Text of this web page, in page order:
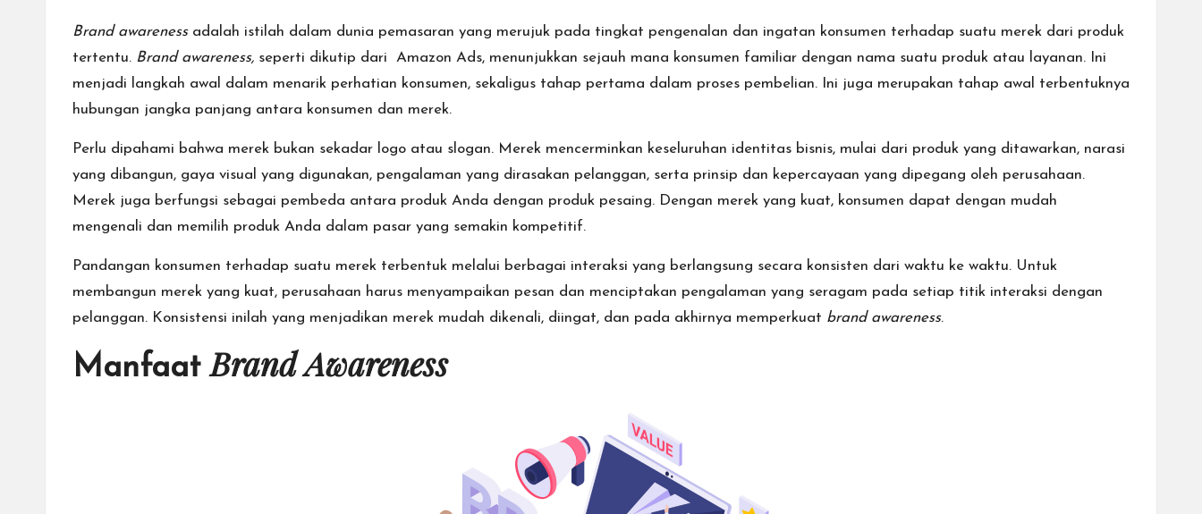
Brand awarenessadalah istilah dalam dunia pemasaran yang merujuk pada tingkat pengenalan dan ingatan konsumen terhadap suatu merek dari produk
tertentu. Brand awareness, seperti dikutip dari Amazon Ads, menunjukkan sejauh mana konsumen familiar dengan nama suatu produk atau layanan. Ini
menjadi langkah awal dalam menarik perhatian konsumen, sekaligus tahap pertama dalam proses pembelian. Ini juga merupakan tahap awal terbentuknya
hubungan jangka panjang antara konsumen dan merek.
Perlu dipahami bahwa merek bukan sekadar logo atau slogan. Merek mencerminkan keseluruhan identitas bisnis, mulai dari produk yang ditawarkan, narasi
yang dibangun, gaya visual yang digunakan, pengalaman yang dirasakan pelanggan, serta prinsip dan kepercayaan yang dipegang oleh perusahaan.
Merek juga berfungsi sebagai pembeda antara produk Anda dengan produk pesaing. Dengan merek yang kuat, konsumen dapat dengan mudah
mengenali dan memilih produk Anda dalam pasar yang semakin kompetitif.
Pandangan konsumen terhadap suatu merek terbentuk melalui berbagai interaksi yang berlangsung secara konsisten dari waktu ke waktu. Untuk
membangun merek yang kuat, perusahaan harus menyampaikan pesan dan menciptakan pengalaman yang seragam pada setiap titik interaksi dengan
pelanggan. Konsistensi inilah yang menjadikan merek mudah dikenali, diingat, dan pada akhirnya memperkuat brand awareness.
ManfaatBrand Awareness